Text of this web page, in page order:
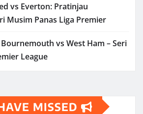
vs Everton: Pratinjau
Musim Panas Liga Premier
vs West Ham – Seri
League
MISSED